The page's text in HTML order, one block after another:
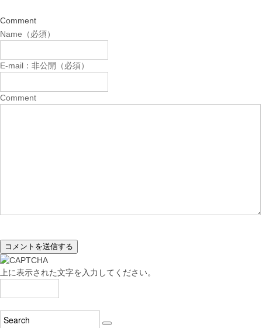
Comment
Name（必須）
E-mail：非公開（必須）
Comment
上に表示された文字を入力してください。